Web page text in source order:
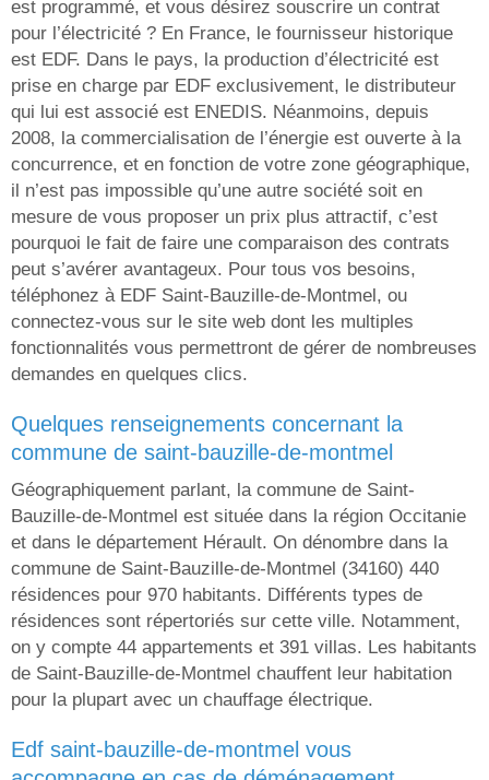
est programmé, et vous désirez souscrire un contrat
pour l’électricité ? En France, le fournisseur historique
est EDF. Dans le pays, la production d’électricité est
prise en charge par EDF exclusivement, le distributeur
qui lui est associé est ENEDIS. Néanmoins, depuis
2008, la commercialisation de l’énergie est ouverte à la
concurrence, et en fonction de votre zone géographique,
il n’est pas impossible qu’une autre société soit en
mesure de vous proposer un prix plus attractif, c’est
pourquoi le fait de faire une comparaison des contrats
peut s’avérer avantageux. Pour tous vos besoins,
téléphonez à EDF Saint-Bauzille-de-Montmel, ou
connectez-vous sur le site web dont les multiples
fonctionnalités vous permettront de gérer de nombreuses
demandes en quelques clics.
quelques renseignements concernant la
commune de saint-bauzille-de-montmel
Géographiquement parlant, la commune de Saint-
Bauzille-de-Montmel est située dans la région Occitanie
et dans le département Hérault. On dénombre dans la
commune de Saint-Bauzille-de-Montmel (34160) 440
résidences pour 970 habitants. Différents types de
résidences sont répertoriés sur cette ville. Notamment,
on y compte 44 appartements et 391 villas. Les habitants
de Saint-Bauzille-de-Montmel chauffent leur habitation
pour la plupart avec un chauffage électrique.
edf saint-bauzille-de-montmel vous